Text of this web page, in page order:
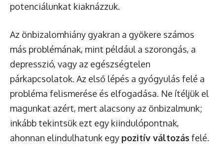
potenciálunkat kiaknázzuk.
Az önbizalomhiány gyakran a gyökere számos
más problémának, mint például a szorongás, a
depresszió, vagy az egészségtelen
párkapcsolatok. Az első lépés a gyógyulás felé a
probléma felismerése és elfogadása. Ne ítéljük el
magunkat azért, mert alacsony az önbizalmunk;
inkább tekintsük ezt egy kiindulópontnak,
ahonnan elindulhatunk egy pozitív változásfelé.